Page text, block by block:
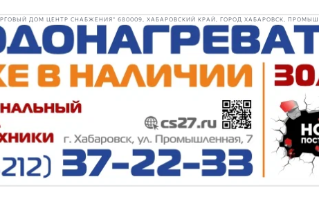
ДОМ ЦЕНТР СНАБЖЕНИЯ" 680009, ХАБАРОВСКИЙ КРАЙ, ГОРОД ХАБАРОВСК,